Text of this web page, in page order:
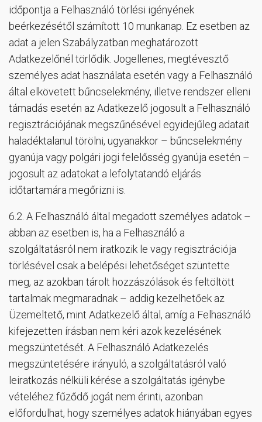
időpontja a Felhasználó törlési igényének
beérkezésétől számított 10 munkanap. Ez esetben az
adat a jelen Szabályzatban meghatározott
Adatkezelőnél törlődik. Jogellenes, megtévesztő
személyes adat használata esetén vagy a Felhasználó
által elkövetett bűncselekmény, illetve rendszer elleni
támadás esetén az Adatkezelő jogosult a Felhasználó
regisztrációjának megszűnésével egyidejűleg adatait
haladéktalanul törölni, ugyanakkor – bűncselekmény
gyanúja vagy polgári jogi felelősség gyanúja esetén –
jogosult az adatokat a lefolytatandó eljárás
időtartamára megőrizni is.
6.2. A Felhasználó által megadott személyes adatok –
abban az esetben is, ha a Felhasználó a
szolgáltatásról nem iratkozik le vagy regisztrációja
törlésével csak a belépési lehetőséget szüntette
meg, az azokban tárolt hozzászólások és feltöltött
tartalmak megmaradnak – addig kezelhetőek az
Üzemeltető, mint Adatkezelő által, amíg a Felhasználó
kifejezetten írásban nem kéri azok kezelésének
megszüntetését. A Felhasználó Adatkezelés
megszüntetésére irányuló, a szolgáltatásról való
leiratkozás nélküli kérése a szolgáltatás igénybe
vételéhez fűződő jogát nem érinti, azonban
előfordulhat, hogy személyes adatok hiányában egyes